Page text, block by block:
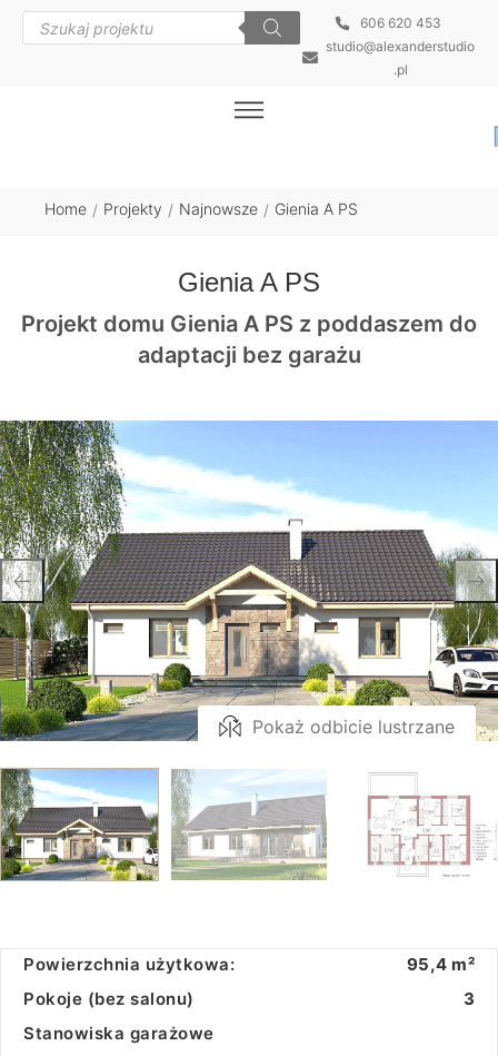
606 620 453
studio@alexanderstudio
.pl
Home / Projekty / Najnowsze / Gienia A PS
Gienia A PS
Projekt domu Gienia A PS z poddaszem do
adaptacji bez garażu
Pokaż odbicie lustrzane
Powierzchnia użytkowa:
95,4 m²
Pokoje (bez salonu)
3
Stanowiska garażowe